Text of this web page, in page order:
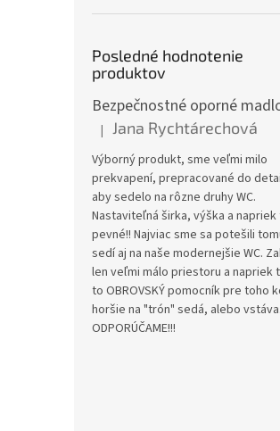
Posledné hodnotenie
produktov
Hodnotenie produktu je 5 z 5
| Jana Rychtárechová
Výborný produkt, sme veľmi milo
prekvapení, prepracované do
aby sedelo na rôzne druhy WC.
Nastaviteľná širka, výška a napriek
pevné!! Najviac sme sa potešili
sedí aj na naše modernejšie WC.
len veľmi málo priestoru a napriek
to OBROVSKÝ pomocník pre toho
horšie na "trón" sedá, alebo vstáva.
ODPORÚČAME!!!